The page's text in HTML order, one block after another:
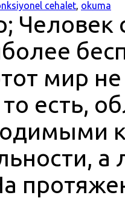
cehalet, okuma
Человек
мир
то есть,